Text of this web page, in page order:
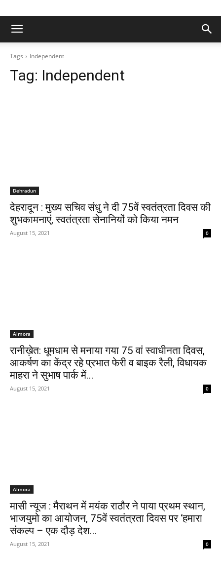
Tags Independent
Tag: Independent
Dehradun
देहरादून : मुख्य सचिव संधु ने दी 75वें स्वतंत्रता दिवस की
शुभकामनाएं, स्वतंत्रता सेनानियों को किया नमन
August 15, 2021 0
Almora
रानीख़ेत: धूमधाम से मनाया गया 75 वां स्वाधीनता दिवस,
आकर्षण का केंद्र रहे प्रभात फेरी व बाइक रैली, विधायक
माहरा ने सुभाष पार्क में...
August 15, 2021 0
Almora
मासी न्यूज : मैराथन में मयंक राठौर ने पाया प्रथम स्थान,
भाजयुमो का आयोजन, 75वें स्वतंत्रता दिवस पर ‘हमारा
संकल्प – एक दौड़ देश...
August 15, 2021 0